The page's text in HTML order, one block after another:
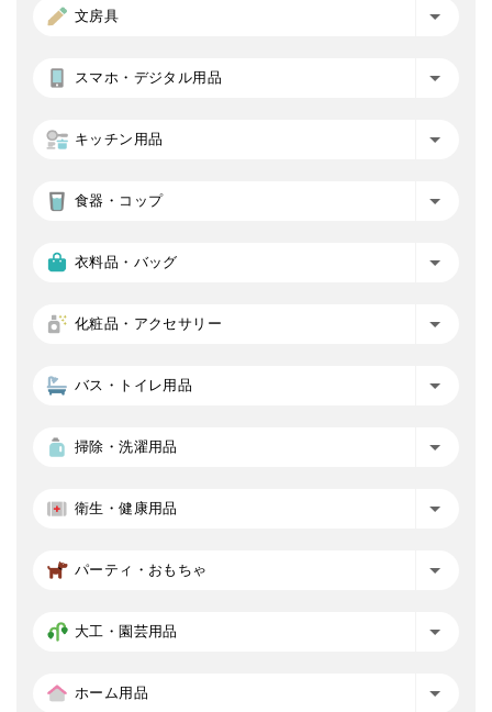
文房具
スマホ・デジタル用品
キッチン用品
食器・コップ
衣料品・バッグ
化粧品・アクセサリー
バス・トイレ用品
掃除・洗濯用品
衛生・健康用品
パーティ・おもちゃ
大工・園芸用品
ホーム用品